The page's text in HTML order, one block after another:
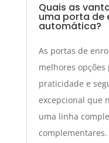
Quais as
uma porta de
automática?
As portas de
melhores
praticidade e
excepcional que
uma linha